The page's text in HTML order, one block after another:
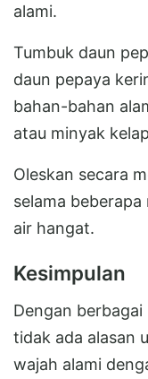
alami.
Tumbuk daun
daun pepaya
bahan-bahan
atau minyak
Oleskan secara
selama
air hangat.
Kesimpulan
Dengan
tidak ada alasan
wajah alami